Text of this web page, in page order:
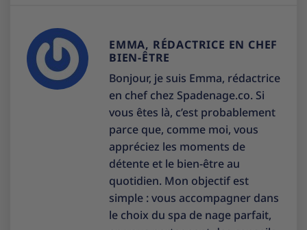
EMMA, RÉDACTRICE EN CHEF
BIEN-ÊTRE
Bonjour, je suis Emma, rédactrice
en chef chez Spadenage.co. Si
vous êtes là, c’est probablement
parce que, comme moi, vous
appréciez les moments de
détente et le bien-être au
quotidien. Mon objectif est
simple : vous accompagner dans
le choix du spa de nage parfait,